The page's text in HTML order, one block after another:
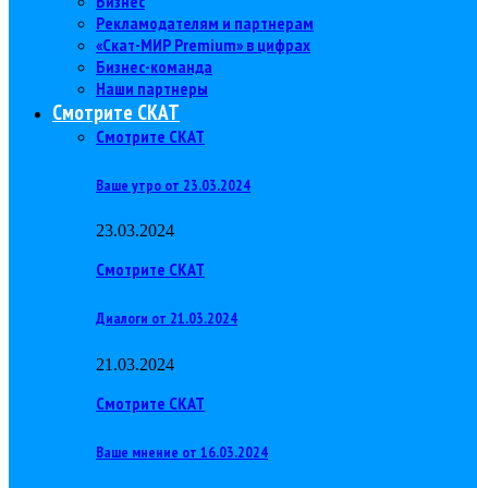
Рекламодателям и партнерам
«Скат-МИР Premium» в цифрах
Бизнес-команда
Наши партнеры
Смотрите СКАТ
Смотрите СКАТ
Ваше утро от 23.03.2024
23.03.2024
Смотрите СКАТ
Диалоги от 21.03.2024
21.03.2024
Смотрите СКАТ
Ваше мнение от 16.03.2024